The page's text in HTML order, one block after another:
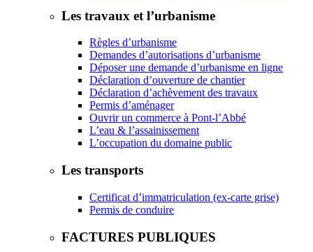
Les travaux et l’urbanisme
Règles d’urbanisme
Demandes d’autorisations d’urbanisme
Déposer une demande d’urbanisme en ligne
Déclaration d’ouverture de chantier
Déclaration d’achèvement des travaux
Permis d’aménager
Ouvrir un commerce à Pont-l’Abbé
L’eau & l’assainissement
L’occupation du domaine public
Les transports
Certificat d’immatriculation (ex-carte grise)
Permis de conduire
FACTURES PUBLIQUES